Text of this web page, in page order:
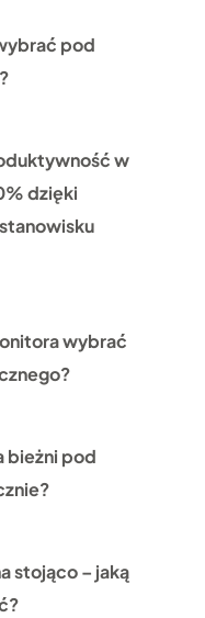
pod
w
dzięki
wybrać
bieżni pod
stojąco – jaką